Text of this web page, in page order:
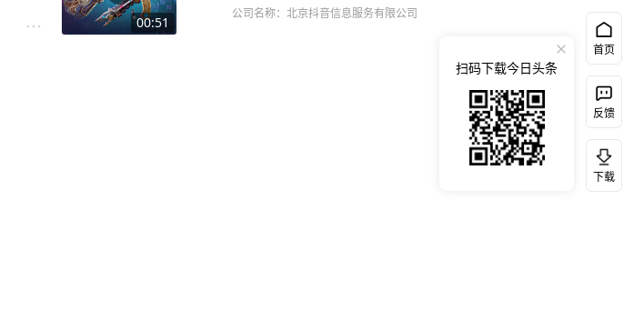
00:51
公司名称：北京抖音信息服务有限公司
首页
反馈
下载
扫码下载今日头条